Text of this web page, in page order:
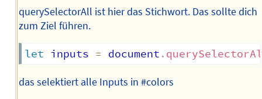
querySelectorAll ist hier das Stichwort. Das sollte dich
zum Ziel führen.
let inputs = document .
das selektiert alle Inputs in #colors